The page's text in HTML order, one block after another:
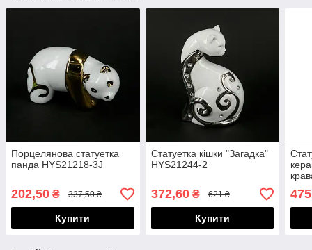
Порцелянова статуетка
панда HYS21218-3J
202,50 ₴ 337,50 ₴
Купити
Статуетка кішки "Загадка"
HYS21244-2
372,60₴ 621 ₴
Купити